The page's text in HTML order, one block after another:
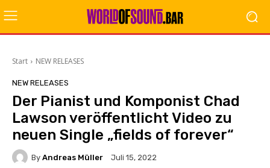
Start NEW RELEASES
NEW RELEASES
Der Pianist und Komponist Chad
Lawson veröffentlicht Video zu
neuen Single „fields of forever“
By Andreas Müller Juli 15, 2022